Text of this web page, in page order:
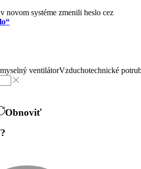
novom systéme zmenili heslo cez
ventilátorVzduchotechnické
Obnoviť